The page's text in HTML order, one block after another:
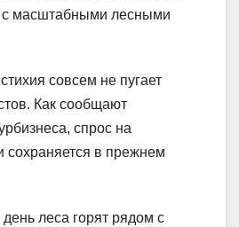
с масштабными лесными
совсем не пугает
Как сообщают
спрос на
сохраняется в прежнем
леса горят рядом с